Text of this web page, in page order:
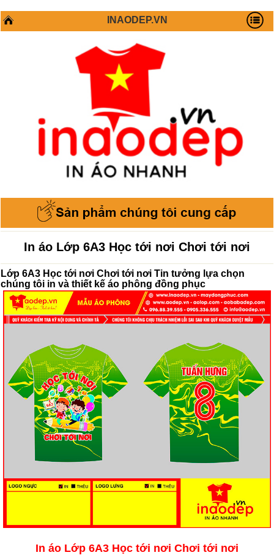
INAODEP.VN
In áo Lớp 6A3 Học tới nơi Chơi tới nơi
Lớp 6A3 Học tới nơi Chơi tới nơi Tin tưởng lựa chọn
chúng tôi in và thiết kế áo phông đồng phục
In áo Lớp 6A3 Học tới nơi Chơi tới nơi